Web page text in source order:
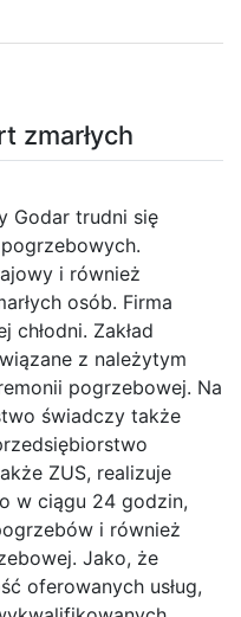
zmarłych
Godar trudni się
i również
osób. Firma
chłodni. Zakład
z należytym
pogrzebowej. Na
świadczy także
ZUS, realizuje
w ciągu 24 godzin,
i również
Jako, że
oferowanych usług,